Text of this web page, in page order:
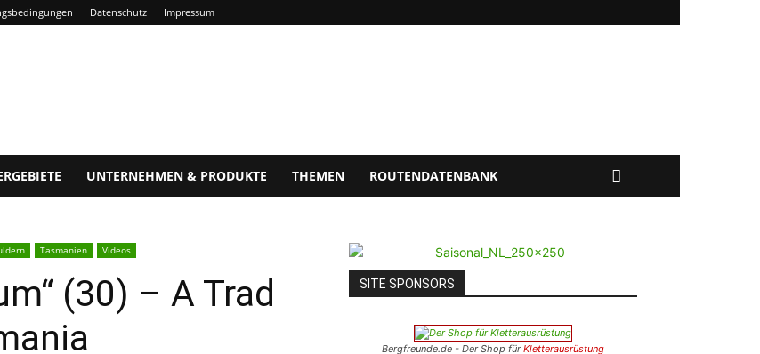
Datenschutz Impressum
UNTERNEHMEN & PRODUKTE THEMEN ROUTENDATENBANK
Tasmanien Videos
(30) – A Trad
SITE SPONSORS
Bergfreunde.de - Der Shop fürKletterausrüstung